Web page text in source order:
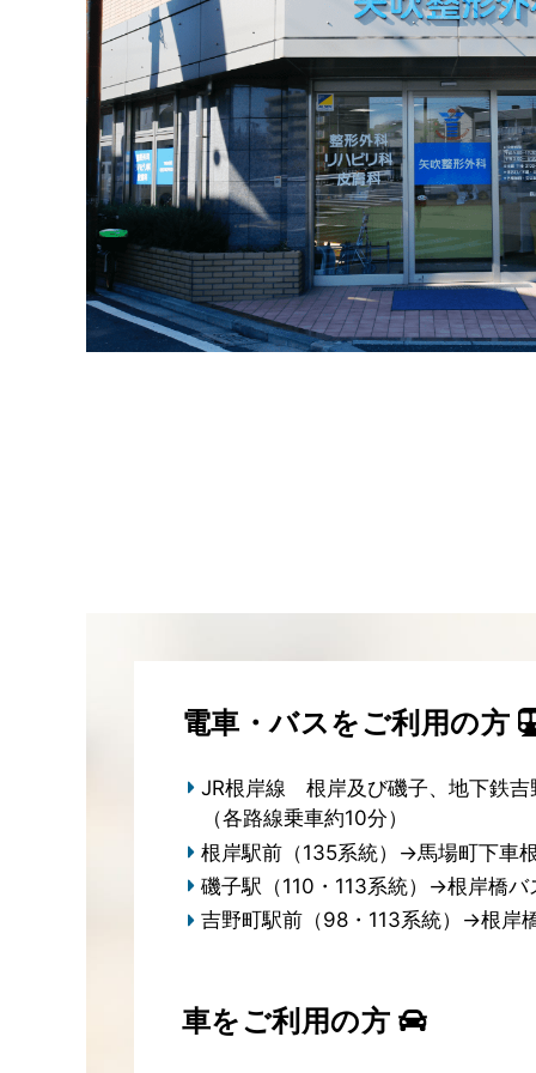
電車・バスをご利用の方
JR根岸線 根岸及び磯子、地下鉄吉
（各路線乗車約10分）
根岸駅前（135系統）→馬場町下車
磯子駅（110・113系統）→根岸橋バ
吉野町駅前（98・113系統）→根岸
車をご利用の方